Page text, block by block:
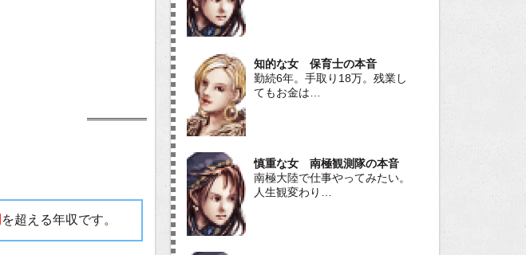
を超える年収です。
知的な女 保育士の本音
勤続6年。手取り18万。残業し
てもお金は…
慎重な女 南極観測隊の本音
南極大陸で仕事やってみたい。
人生観変わり…